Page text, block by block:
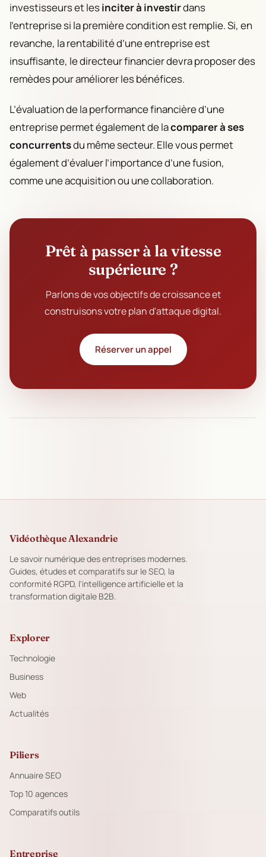
investisseurs et lesinciter à investirdans
l’entreprise si la première condition est remplie. Si, en
revanche, la rentabilité d’une entreprise est
insuffisante, le directeur financier devra proposer des
remèdes pour améliorer les bénéfices.
L’évaluation de la performance financière d’une
entreprise permet également de lacomparer à ses
concurrentsdu même secteur. Elle vous permet
également d’évaluer l’importance d’une fusion,
comme une acquisition ou une collaboration.
Prêt à passer à la vitesse
supérieure ?
Parlons de vos objectifs de croissance et
construisons votre plan d'attaque digital.
Réserver un appel
Vidéothèque Alexandrie
Le savoir numérique des entreprises modernes.
Guides, études et comparatifs sur le SEO, la
conformité RGPD, l'intelligence artificielle et la
transformation digitale B2B.
Explorer
Technologie
Business
Web
Actualités
Piliers
Annuaire SEO
Top 10 agences
Comparatifs outils
Entreprise